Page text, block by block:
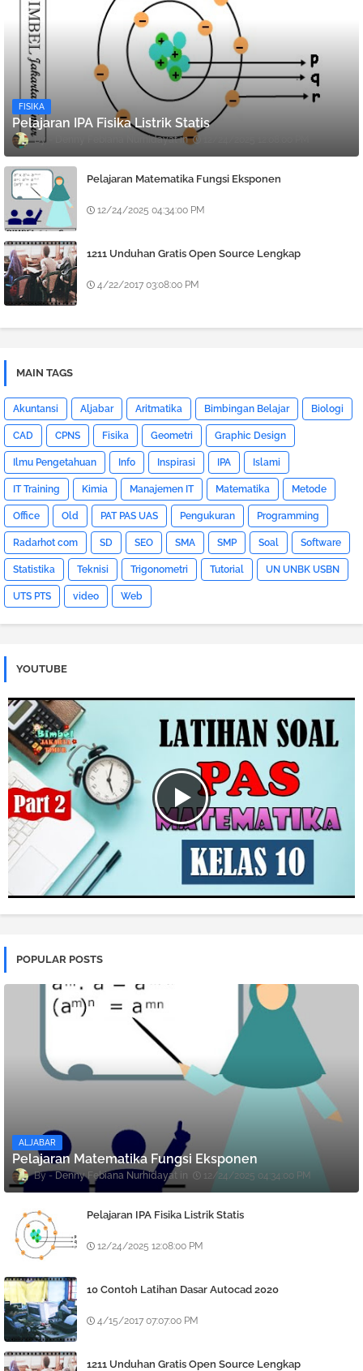
FISIKA
Pelajaran IPA Fisika Listrik Statis
Denny Febiana Nurhidayat
Pelajaran Matematika Fungsi Eksponen
12/24/2025 04:34:00 PM
1211 Unduhan Gratis Open Source Lengkap
4/22/2017 03:08:00 PM
MAIN TAGS
Akuntansi Aljabar Aritmatika Bimbingan Belajar Biologi
CAD CPNS Fisika Geometri Graphic Design
Ilmu Pengetahuan Info Inspirasi IPA Islami
IT Training Kimia Manajemen IT Matematika Metode
Office Old PAT PAS UAS Pengukuran Programming
Radarhot com SD SEO SMA SMP Soal Software
Statistika Teknisi Trigonometri Tutorial UN UNBK USBN
UTS PTS video Web
YOUTUBE
POPULAR POSTS
ALJABAR
Pelajaran Matematika Fungsi Eksponen
Denny Febiana Nurhidayat 12/24/2025 04:34:00 PM
Pelajaran IPA Fisika Listrik Statis
12/24/2025 12:08:00 PM
10 Contoh Latihan Dasar Autocad 2020
4/15/2017 07:07:00 PM
1211 Unduhan Gratis Open Source Lengkap